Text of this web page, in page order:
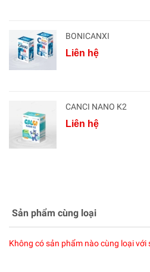
BONICANXI
Liên hệ
CANCI NANO K2
Liên hệ
Sản phẩm cùng loại
Không có sản phẩm nào cùng loại với